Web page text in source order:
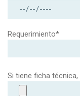
Requerimiento*
Si tiene ficha